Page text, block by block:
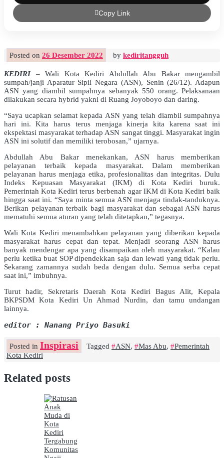
Copy Link
Posted on 26 Desember 2022 by kediritangguh
KEDIRI– Wali Kota Kediri Abdullah Abu Bakar mengambil
sumpah/janji Aparatur Sipil Negara (ASN), Senin (26/12). Adapun
ASN yang diambil sumpahnya sebanyak 550 orang. Pelaksanaan
dilakukan secara hybrid yakni di Ruang Joyoboyo dan daring.
“Saya ucapkan selamat kepada ASN yang telah diambil sumpahnya
hari ini. Kita harus terus menjaga kinerja kita karena saat ini
ekspektasi masyarakat terhadap ASN sangat tinggi. Masyarakat ingin
ASN ini solutif dan memiliki terobosan,” ujarnya.
Abdullah Abu Bakar menekankan, ASN harus memberikan
pelayanan terbaik kepada masyarakat. Dalam memberikan
pelayanan harus menjaga etika, profesionalitas dan integritas. Dulu
Indeks Kepuasan Masyarakat (IKM) di Kota Kediri buruk.
Pemerintah Kota Kediri terus berbenah agar IKM di Kota Kediri baik
hingga saat ini. “Saya minta semua ASN menjaga tindak-tanduknya.
Berikan pelayanan terbaik bagi masyarakat dan sebagai ASN harus
mematuhi semua aturan yang telah ditetapkan,” tegasnya.
Wali Kota Kediri menambahkan pelayanan yang diberikan kepada
masyarakat harus cepat dan tepat. Menjadi seorang ASN harus
banyak mendengar apa yang disampaikan oleh masyarakat. “Kalau
perlu ketika buat SOP dipendekkan saja dan lewati yang tidak perlu.
Sekarang zamannya sudah beda dengan dulu. Semua serba cepat
saat ini,” imbuhnya.
Turut hadir, Sekretaris Daerah Kota Kediri Bagus Alit, Kepala
BKPSDM Kota Kediri Un Ahmad Nurdin, dan tamu undangan
lainnya.
editor : Nanang Priyo Basuki
Posted in Inspirasi Tagged ASN, Mas Abu,
Pemerintah
Kota Kediri
Related posts